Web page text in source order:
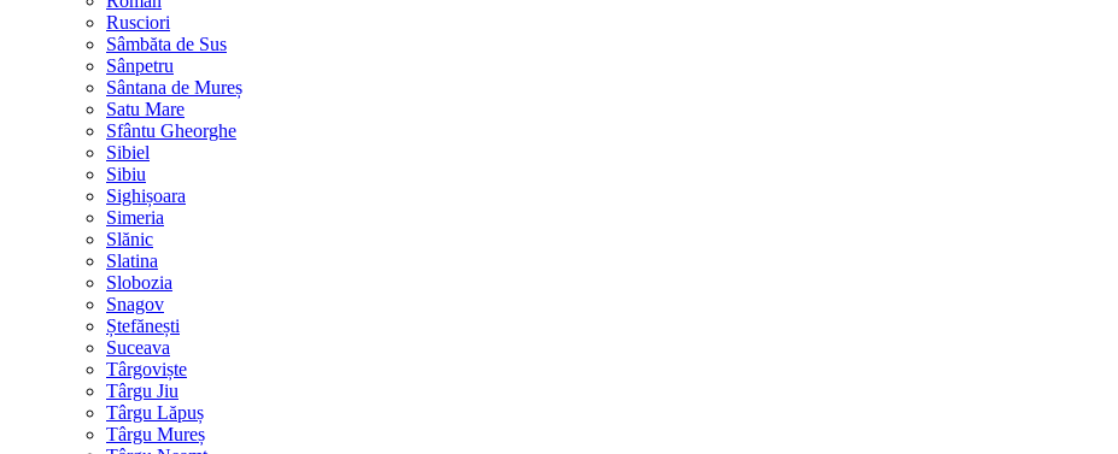
Rusciori
Sâmbăta de Sus
Sânpetru
Sântana de Mureș
Satu Mare
Sfântu Gheorghe
Sibiel
Sibiu
Sighișoara
Simeria
Slănic
Slatina
Slobozia
Snagov
Ștefănești
Suceava
Târgoviște
Târgu Jiu
Târgu Lăpuș
Târgu Mureș